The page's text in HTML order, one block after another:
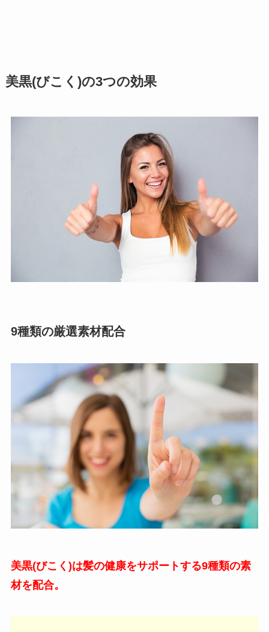
美黒(びこく)の3つの効果
9種類の厳選素材配合
美黒(びこく)は髪の健康をサポートする9種類の素
材を配合。